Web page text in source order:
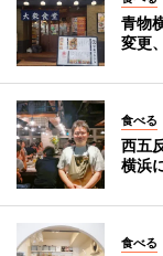
青物
変更
食べる
西五
横浜
食べる